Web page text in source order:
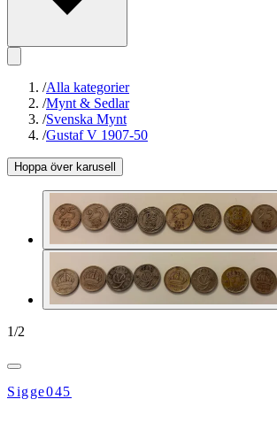
/Alla kategorier
/Mynt & Sedlar
/Svenska Mynt
/Gustaf V 1907-50
Hoppa över karusell
1/2
Sigge045